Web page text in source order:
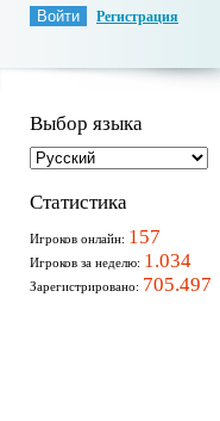
Регистрация
Выбор языка
Статистика
Игроков онлайн: 157
Игроков за неделю: 1.034
Зарегистрировано: 705.497